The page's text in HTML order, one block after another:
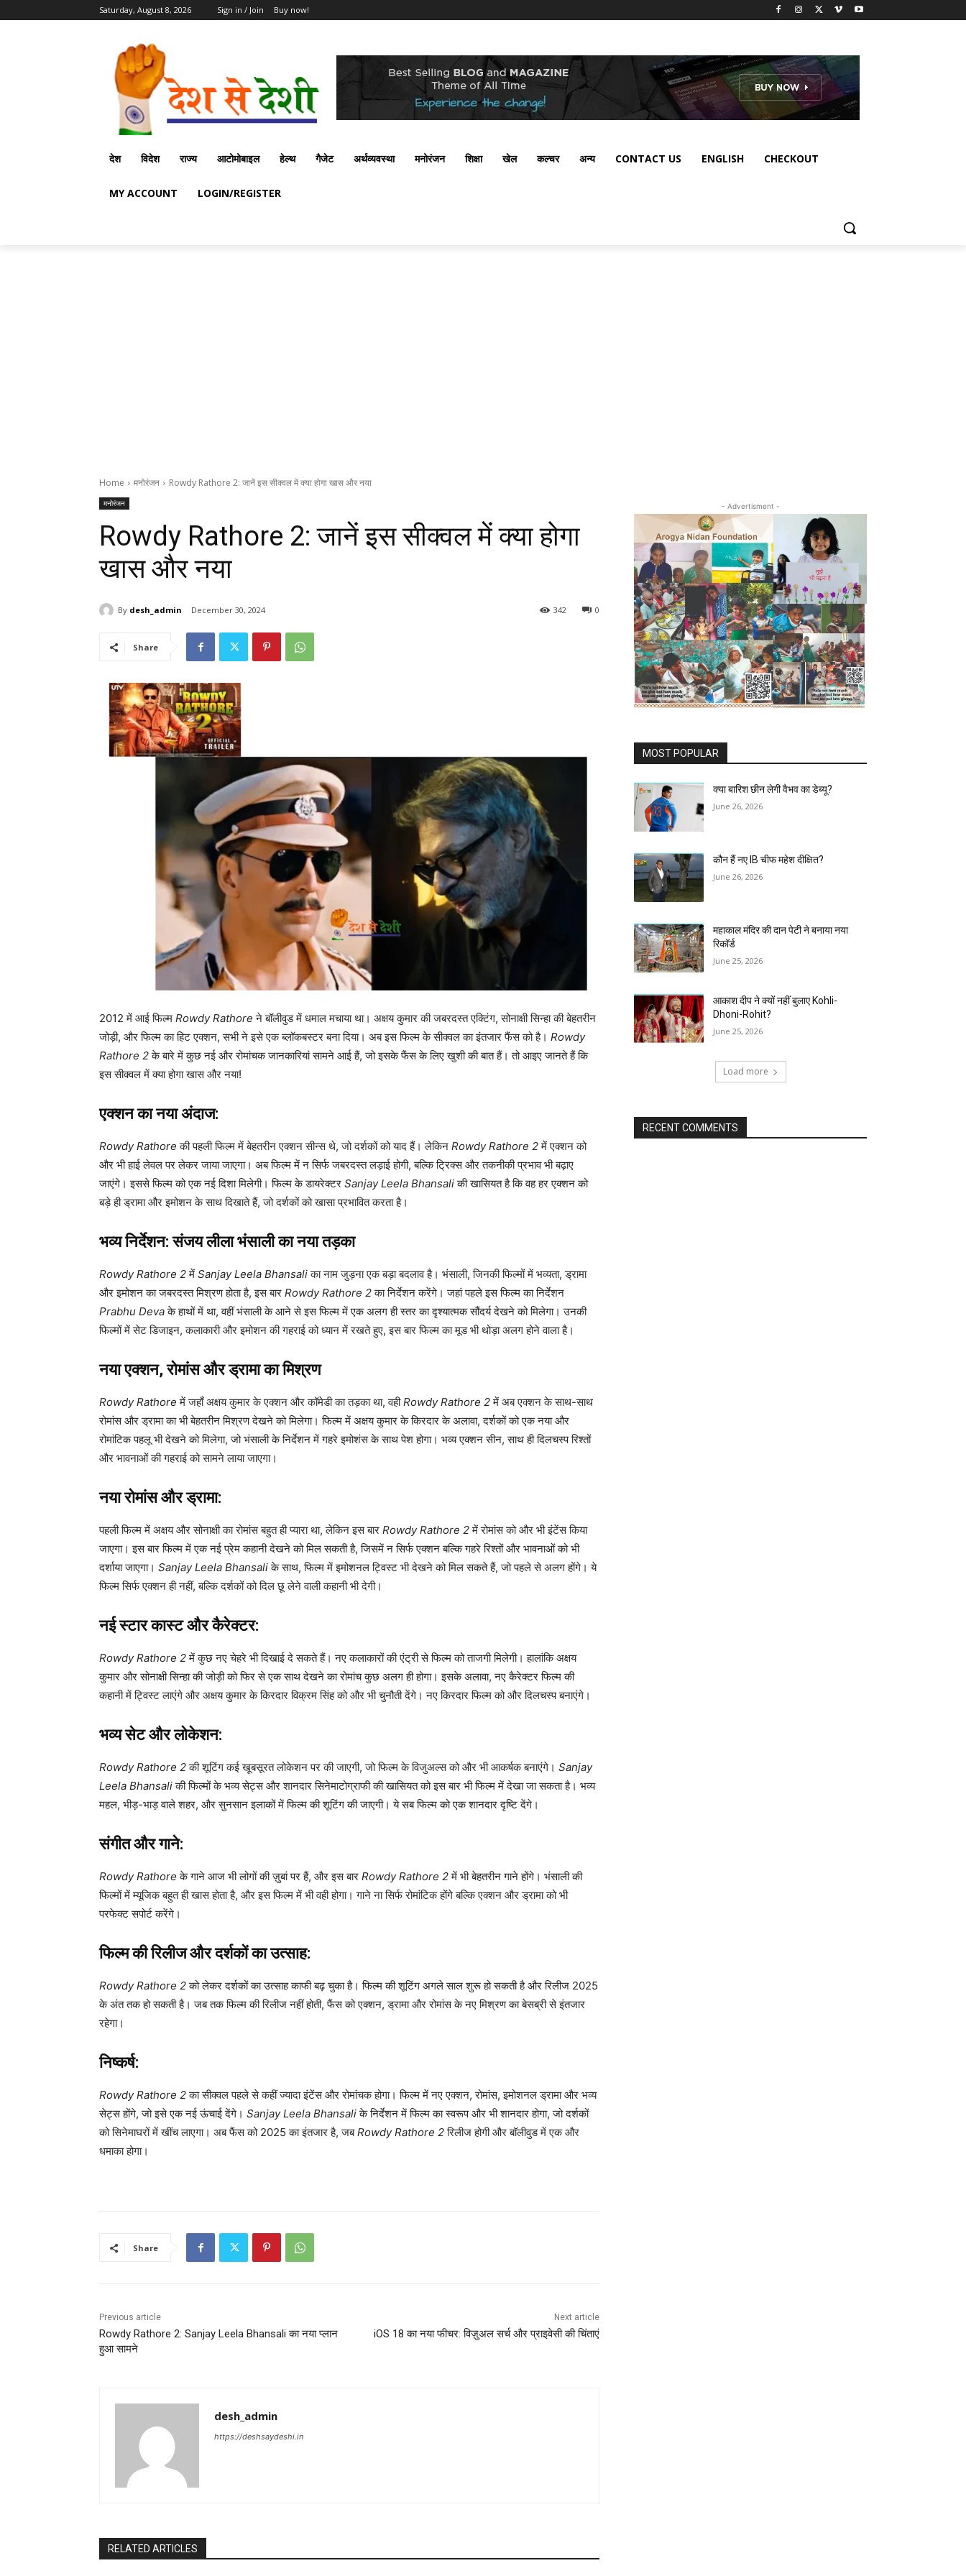
Saturday, August 8, 2026 Sign in / Join Buy now!
देश विदेश राज्य आटोमोबाइल हेल्थ गैजेट अर्थव्यवस्था मनोरंजन शिक्षा खेल कल्चर अन्य CONTACT US ENGLISH CHECKOUT
MY ACCOUNT LOGIN/REGISTER
Home मनोरंजन Rowdy Rathore 2: जानें इस सीक्वल में क्या होगा खास और नया
मनोरंजन
Rowdy Rathore 2: जानें इस सीक्वल में क्या होगा
खास और नया
By desh_admin December 30, 2024 0
342
Share
2012 में आई फिल्म Rowdy Rathore ने बॉलीवुड में धमाल मचाया था। अक्षय कुमार की जबरदस्त एक्टिंग, सोनाक्षी सिन्हा की बेहतरीन
जोड़ी, और फिल्म का हिट एक्शन, सभी ने इसे एक ब्लॉकबस्टर बना दिया। अब इस फिल्म के सीक्वल का इंतजार फैंस को है। Rowdy
Rathore 2के बारे में कुछ नई और रोमांचक जानकारियां सामने आई हैं, जो इसके फैंस के लिए खुशी की बात हैं। तो आइए जानते हैं कि
इस सीक्वल में क्या होगा खास और नया!
एक्शन का नया अंदाज:
Rowdy Rathore की पहली फिल्म में बेहतरीन एक्शन सीन्स थे, जो दर्शकों को याद हैं। लेकिन Rowdy Rathore 2में एक्शन को
और भी हाई लेवल पर लेकर जाया जाएगा। अब फिल्म में न सिर्फ जबरदस्त लड़ाई होगी, बल्कि ट्रिक्स और तकनीकी प्रभाव भी बढ़ाए
जाएंगे। इससे फिल्म को एक नई दिशा मिलेगी। फिल्म के डायरेक्टर Sanjay Leela Bhansaliकी खासियत है कि वह हर एक्शन को
बड़े ही ड्रामा और इमोशन के साथ दिखाते हैं, जो दर्शकों को खासा प्रभावित करता है।
भव्य निर्देशन: संजय लीला भंसाली का नया तड़का
Rowdy Rathore 2में Sanjay Leela Bhansaliका नाम जुड़ना एक बड़ा बदलाव है। भंसाली, जिनकी फिल्मों में भव्यता, ड्रामा
और इमोशन का जबरदस्त मिश्रण होता है, इस बार Rowdy Rathore 2का निर्देशन करेंगे। जहां पहले इस फिल्म का निर्देशन
Prabhu Devaके हाथों में था, वहीं भंसाली के आने से इस फिल्म में एक अलग ही स्तर का दृश्यात्मक सौंदर्य देखने को मिलेगा। उनकी
फिल्मों में सेट डिजाइन, कलाकारी और इमोशन की गहराई को ध्यान में रखते हुए, इस बार फिल्म का मूड भी थोड़ा अलग होने वाला है।
नया एक्शन, रोमांस और ड्रामा का मिश्रण
Rowdy Rathore में जहाँ अक्षय कुमार के एक्शन और कॉमेडी का तड़का था, वहीRowdy Rathore 2में अब एक्शन के साथ-साथ
रोमांस और ड्रामा का भी बेहतरीन मिश्रण देखने को मिलेगा। फिल्म में अक्षय कुमार के किरदार के अलावा, दर्शकों को एक नया और
रोमांटिक पहलू भी देखने को मिलेगा, जो भंसाली के निर्देशन में गहरे इमोशंस के साथ पेश होगा। भव्य एक्शन सीन, साथ ही दिलचस्प रिश्तों
और भावनाओं की गहराई को सामने लाया जाएगा।
नया रोमांस और ड्रामा:
पहली फिल्म में अक्षय और सोनाक्षी का रोमांस बहुत ही प्यारा था, लेकिन इस बार Rowdy Rathore 2में रोमांस को और भी इंटेंस किया
जाएगा। इस बार फिल्म में एक नई प्रेम कहानी देखने को मिल सकती है, जिसमें न सिर्फ एक्शन बल्कि गहरे रिश्तों और भावनाओं को भी
दर्शाया जाएगा। Sanjay Leela Bhansaliके साथ, फिल्म में इमोशनल ट्विस्ट भी देखने को मिल सकते हैं, जो पहले से अलग होंगे। ये
फिल्म सिर्फ एक्शन ही नहीं, बल्कि दर्शकों को दिल छू लेने वाली कहानी भी देगी।
नई स्टार कास्ट और कैरेक्टर:
Rowdy Rathore 2में कुछ नए चेहरे भी दिखाई दे सकते हैं। नए कलाकारों की एंट्री से फिल्म को ताजगी मिलेगी। हालांकि अक्षय
कुमार और सोनाक्षी सिन्हा की जोड़ी को फिर से एक साथ देखने का रोमांच कुछ अलग ही होगा। इसके अलावा, नए कैरेक्टर फिल्म की
कहानी में ट्विस्ट लाएंगे और अक्षय कुमार के किरदार विक्रम सिंह को और भी चुनौती देंगे। नए किरदार फिल्म को और दिलचस्प बनाएंगे।
भव्य सेट और लोकेशन:
Rowdy Rathore 2की शूटिंग कई खूबसूरत लोकेशन पर की जाएगी, जो फिल्म के विजुअल्स को और भी आकर्षक बनाएंगे। Sanjay
Leela Bhansaliकी फिल्मों के भव्य सेट्स और शानदार सिनेमाटोग्राफी की खासियत को इस बार भी फिल्म में देखा जा सकता है। भव्य
महल, भीड़-भाड़ वाले शहर, और सुनसान इलाकों में फिल्म की शूटिंग की जाएगी। ये सब फिल्म को एक शानदार दृष्टि देंगे।
संगीत और गाने:
Rowdy Rathore के गाने आज भी लोगों की ज़ुबां पर हैं, और इस बार Rowdy Rathore 2में भी बेहतरीन गाने होंगे। भंसाली की
फिल्मों में म्यूजिक बहुत ही खास होता है, और इस फिल्म में भी वही होगा। गाने ना सिर्फ रोमांटिक होंगे बल्कि एक्शन और ड्रामा को भी
परफेक्ट सपोर्ट करेंगे।
फिल्म की रिलीज और दर्शकों का उत्साह:
Rowdy Rathore 2को लेकर दर्शकों का उत्साह काफी बढ़ चुका है। फिल्म की शूटिंग अगले साल शुरू हो सकती है और रिलीज 2025
के अंत तक हो सकती है। जब तक फिल्म की रिलीज नहीं होती, फैंस को एक्शन, ड्रामा और रोमांस के नए मिश्रण का बेसब्री से इंतजार
रहेगा।
निष्कर्ष:
Rowdy Rathore 2का सीक्वल पहले से कहीं ज्यादा इंटेंस और रोमांचक होगा। फिल्म में नए एक्शन, रोमांस, इमोशनल ड्रामा और भव्य
सेट्स होंगे, जो इसे एक नई ऊंचाई देंगे। Sanjay Leela Bhansaliके निर्देशन में फिल्म का स्वरूप और भी शानदार होगा, जो दर्शकों
को सिनेमाघरों में खींच लाएगा। अब फैंस को 2025 का इंतजार है, जबRowdy Rathore 2रिलीज होगी और बॉलीवुड में एक और
धमाका होगा।
Share
Previous article
Rowdy Rathore 2: Sanjay Leela Bhansali का नया प्लान
हुआ सामने
Next article
iOS 18 का नया फीचर: विज़ुअल सर्च और प्राइवेसी की चिंताएं
desh_admin
https://deshsaydeshi.in
RELATED ARTICLES
- Advertisment -
MOST POPULAR
क्या बारिश छीन लेगी वैभव का डेब्यू?
June 26, 2026
कौन हैं नए IB चीफ महेश दीक्षित?
June 26, 2026
महाकाल मंदिर की दान पेटी ने बनाया नया
रिकॉर्ड
June 25, 2026
आकाश दीप ने क्यों नहीं बुलाए Kohli-
Dhoni-Rohit?
June 25, 2026
Load more
RECENT COMMENTS